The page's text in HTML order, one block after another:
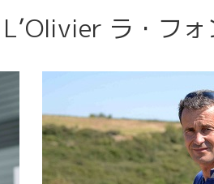
ラ・フ